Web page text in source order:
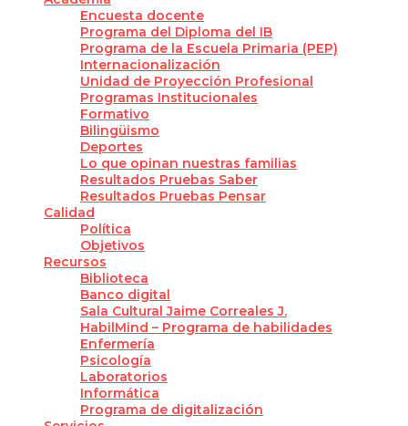
Encuesta docente
Programa del Diploma del IB
Programa de la Escuela Primaria (PEP)
Internacionalización
Unidad de Proyección Profesional
Programas Institucionales
Formativo
Bilingüismo
Deportes
Lo que opinan nuestras familias
Resultados Pruebas Saber
Resultados Pruebas Pensar
Calidad
Política
Objetivos
Recursos
Biblioteca
Banco digital
Sala Cultural Jaime Correales J.
HabilMind – Programa de habilidades
Enfermería
Psicología
Laboratorios
Informática
Programa de digitalización